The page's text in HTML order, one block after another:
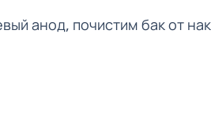
анод, почистим бак от